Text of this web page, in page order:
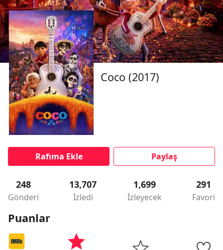
Coco (2017)
Rafıma Ekle Paylaş
248
Gönderi
13,707
İzledi
1,699
İzleyecek
291
Favori
Puanlar